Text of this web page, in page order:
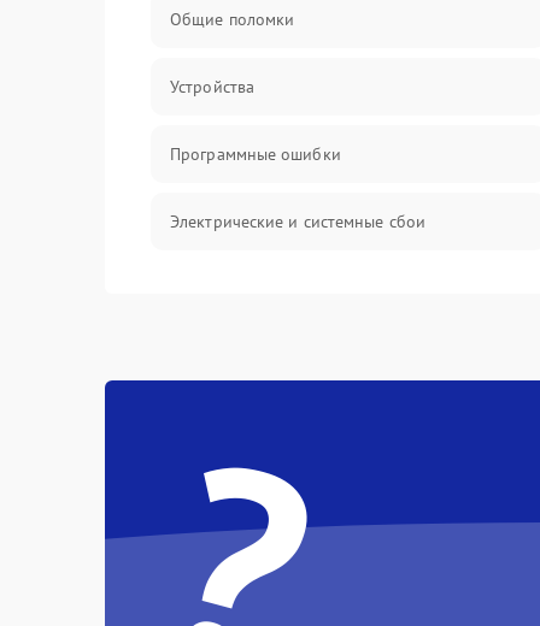
Общие поломки
Устройства
Программные ошибки
Электрические и системные сбои
Система охлаждения